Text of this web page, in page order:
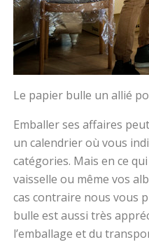
Le papier bulle un allié
Emballer ses affaires
un calendrier où vous
catégories. Mais en ce
vaisselle ou même vos
cas contraire nous vous
bulle est aussi très
l’emballage et du